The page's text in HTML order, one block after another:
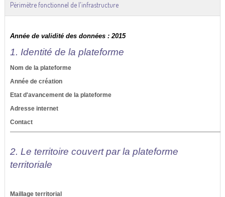
Périmètre fonctionnel de l'infrastructure
Année de validité des données : 2015
1. Identité de la plateforme
Nom de la plateforme
Année de création
Etat d'avancement de la plateforme
Adresse internet
Contact
2. Le territoire couvert par la plateforme
territoriale
Maillage territorial